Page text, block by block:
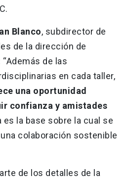
Blanco, subdirector de
de la dirección de
de las
en cada taller,
una oportunidad
confianza y amistades
es la base sobre la cual se
colaboración sostenible
de los detalles de la